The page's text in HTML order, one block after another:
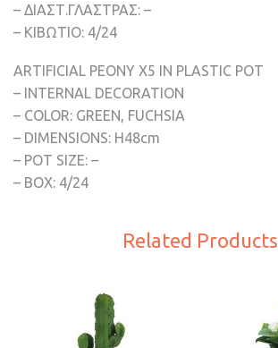
– ΔΙΑΣΤ.ΓΛΑΣΤΡΑΣ: –
– ΚΙΒΩΤΙΟ: 4/24
ARTIFICIAL PEONY X5 IN PLASTIC POT
– INTERNAL DECORATION
– COLOR: GREEN, FUCHSIA
– DIMENSIONS: H48cm
– POT SIZE: –
– BOX: 4/24
Related Products